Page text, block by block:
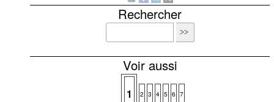
Rechercher
Voir aussi
1 2 3 4 5 6 7